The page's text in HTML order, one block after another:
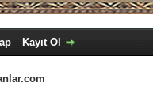
Kayıt Ol